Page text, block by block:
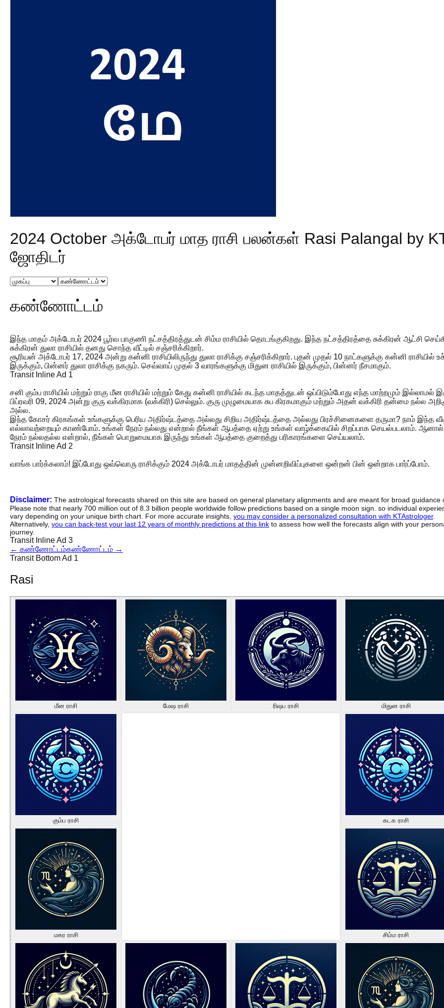
2024 October அக்டோபர் மாத ராசி பலன்கள் Rasi Palangal by
ஜோதிடர்
கண்ணோட்டம்
இந்த மாதம் அக்டோபர் 2024 பூர்வ பாகுணி நட்சத்திரத்துடன் சிம்ம ராசியில் தொடங்குகிறது. இந்த நட்சத்திரத்தை சுக்கிரன் ஆட்சி
சுக்கிரன் துலா ராசியில் தனது சொந்த வீட்டில் சஞ்சரிக்கிறார்.
சூரியன் அக்டோபர் 17, 2024 அன்று கன்னி ராசியிலிருந்து துலா ராசிக்கு சஞ்சரிக்கிறார். புதன் முதல் 10 நாட்களுக்கு கன்னி ராசியில்
இருக்கும், பின்னர் துலா ராசிக்கு நகரும். செவ்வாய் முதல் 3 வாரங்களுக்கு மிதுன ராசியில் இருக்கும், பின்னர் நீசமாகும்.
Transit Inline Ad 1
சனி கும்ப ராசியில் மற்றும் ராகு மீன ராசியில் மற்றும் கேது கன்னி ராசியில் கடந்த மாதத்துடன் ஒப்பிடும்போது எந்த மாற்றமும் இல்லாமல்
பிப்ரவரி 09, 2024 அன்று குரு வக்கிரமாக (வக்கிரி) செல்லும். குரு முழுமையாக சுப கிரகமாகும் மற்றும் அதன் வக்கிரி தன்மை நல்ல
அல்ல.
இந்த கோசர் கிரகங்கள் உங்களுக்கு பெரிய அதிர்ஷ்டத்தை அல்லது சிறிய அதிர்ஷ்டத்தை அல்லது பிரச்சினைகளை தருமா? நாம் இந்த
எல்லாவற்றையும் காண்போம். உங்கள் நேரம் நல்லது என்றால் நீங்கள் ஆபத்தை ஏற்று உங்கள் வாழ்க்கையில் சிறப்பாக செயல்படலாம்.
நேரம் நல்லதல்ல என்றால், நீங்கள் பொறுமையாக இருந்து உங்கள் ஆபத்தை குறைத்து பரிகாரங்களை செய்யலாம்.
Transit Inline Ad 2
வாங்க பார்க்கலாம்! இப்போது ஒவ்வொரு ராசிக்கும் 2024 அக்டோபர் மாதத்தின் முன்னறிவிப்புகளை ஒன்றன் பின் ஒன்றாக பார்ப்போம்.
Disclaimer: The astrological forecasts shared on this site are based on general planetary alignments and are meant for broad guidance
Please note that nearly 700 million out of 8.3 billion people worldwide follow predictions based on a single moon sign. so individual
vary depending on your unique birth chart. For more accurate insights, you may consider a personalized consultation with KTAstrologer.
Alternatively, you can back-test your last 12 years of monthly predictions at this link to assess how well the forecasts align with your
journey.
Transit Inline Ad 3
← கண்ணோட்டம்கண்ணோட்டம் →
Transit Bottom Ad 1
Rasi
மீன ராசி மேஷ ராசி ரிஷப ராசி மிதுன ராசி
கும்ப ராசி கடக ராசி
மகர ராசி சிம்ம ராசி